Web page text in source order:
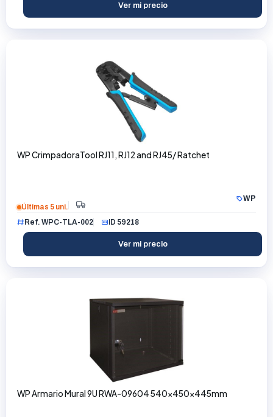
Ver mi precio
WP CrimpadoraTool RJ11, RJ12 and RJ45/ Ratchet
WP
Últimas 5 uni.
Ref. WPC-TLA-002
ID 59218
Ver mi precio
WP Armario Mural 9U RWA-09604 540x450x445mm